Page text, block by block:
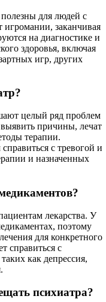
для людей с
игромании, заканчивая
на диагностике и
здоровья, включая
игр, других
целый ряд проблем
причины, лечат
терапии.
с тревогой и
и назначенных
лекарства. У
поэтому
для конкретного
справиться с
как депрессия,
психиатра?